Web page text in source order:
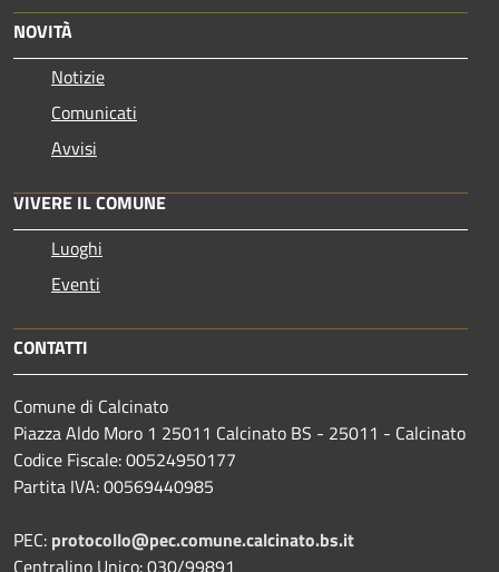
NOVITÀ
Notizie
Comunicati
Avvisi
VIVERE IL COMUNE
Luoghi
Eventi
CONTATTI
Comune di Calcinato
Piazza Aldo Moro 1 25011 Calcinato BS - 25011 - Calcinato
Codice Fiscale: 00524950177
Partita IVA: 00569440985
PEC: protocollo@pec.comune.calcinato.bs.it
Centralino Unico: 030/99891